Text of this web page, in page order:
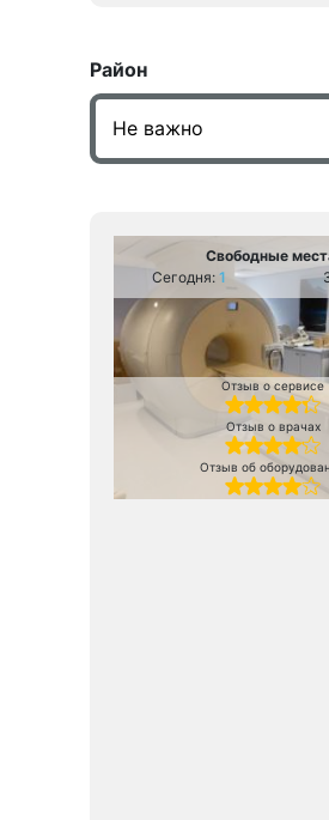
Район
Свободные
Сегодня: 1
Отзыв о сервисе
Отзыв о врачах
Отзыв об